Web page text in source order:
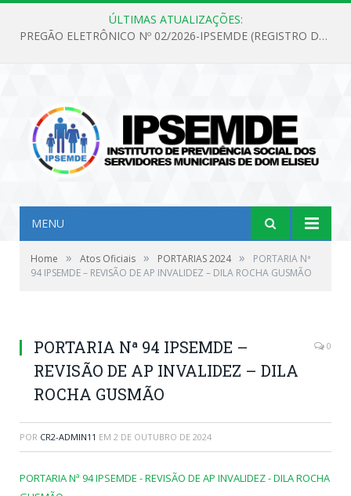
ÚLTIMAS ATUALIZAÇÕES:
PREGÃO ELETRÔNICO Nº 02/2026-IPSEMDE (REGISTRO DE PREÇOS PARA FUTURA E EVENTUAL AQUISIÇÃO DE MATERIAL DE LIMPEZA E GÊNEROS ALIMENTÍCIOS PARA ATENDER AS NECESSIDADES DO INSTITUTO DE PREVIDÊNCIA SOCIAL DOS SERVIDORES MUNICIPAIS DE DOM ELISEU.)
MENU
Home » Atos Oficiais » PORTARIAS 2024 »
PORTARIA Nª
94 IPSEMDE – REVISÃO DE AP INVALIDEZ – DILA ROCHA GUSMÃO
PORTARIA Nª 94 IPSEMDE –
REVISÃO DE AP INVALIDEZ – DILA
ROCHA GUSMÃO
0
POR CR2-ADMIN11 EM 2 DE OUTUBRO DE 2024
PORTARIA Nª 94 IPSEMDE - REVISÃO DE AP INVALIDEZ - DILA ROCHA